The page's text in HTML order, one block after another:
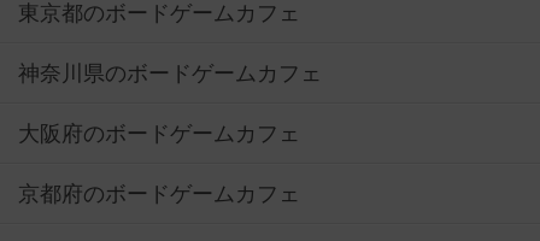
東京都のボードゲームカフェ
神奈川県のボードゲームカフェ
大阪府のボードゲームカフェ
京都府のボードゲームカフェ